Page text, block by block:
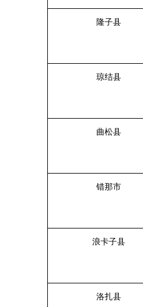
隆子县
琼结县
曲松县
错那市
浪卡子县
洛扎县